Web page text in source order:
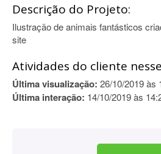
Descrição do Projeto:
Ilustração de animais fantásticos
site
Atividades do cliente
Última visualização: 26/10/2019 às
Última interação: 14/10/2019 às